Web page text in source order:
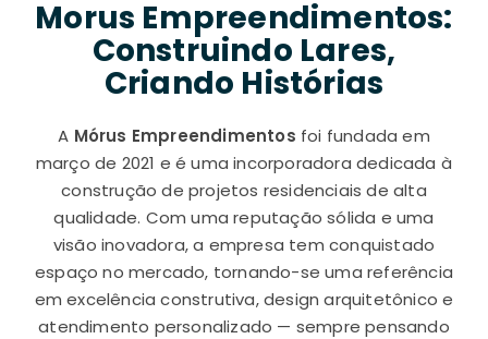
Morus Empreendimentos:
Construindo Lares,
Criando Histórias
A Mórus Empreendimentos foi fundada em
março de 2021 e é uma incorporadora dedicada à
construção de projetos residenciais de alta
qualidade. Com uma reputação sólida e uma
visão inovadora, a empresa tem conquistado
espaço no mercado, tornando-se uma referência
em excelência construtiva, design arquitetônico e
atendimento personalizado — sempre pensando